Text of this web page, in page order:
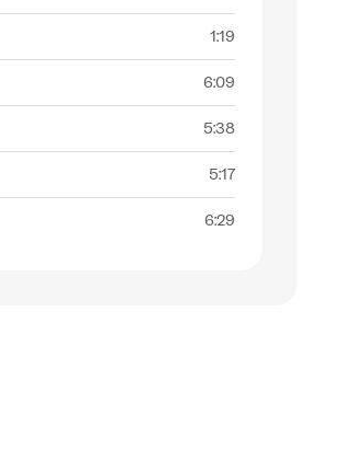
1:19
6:09
5:38
5:17
6:29